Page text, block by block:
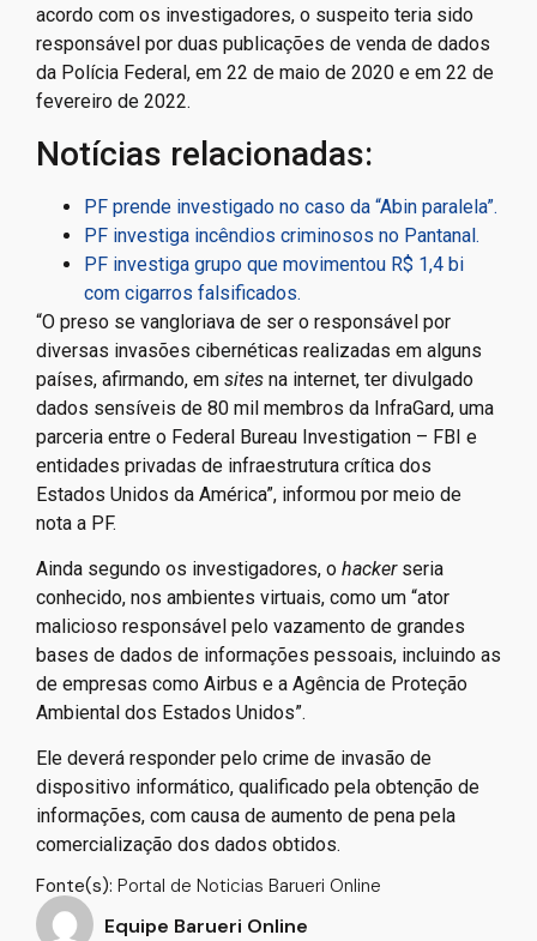
acordo com os investigadores, o suspeito teria sido
responsável por duas publicações de venda de dados
da Polícia Federal, em 22 de maio de 2020 e em 22 de
fevereiro de 2022.
Notícias relacionadas:
PF prende investigado no caso da “Abin paralela”.
PF investiga incêndios criminosos no Pantanal.
PF investiga grupo que movimentou R$ 1,4 bi
com cigarros falsificados.
“O preso se vangloriava de ser o responsável por
diversas invasões cibernéticas realizadas em alguns
países, afirmando, em sites na internet, ter divulgado
dados sensíveis de 80 mil membros da InfraGard, uma
parceria entre o Federal Bureau Investigation – FBI e
entidades privadas de infraestrutura crítica dos
Estados Unidos da América”, informou por meio de
nota a PF.
Ainda segundo os investigadores, o hackerseria
conhecido, nos ambientes virtuais, como um “ator
malicioso responsável pelo vazamento de grandes
bases de dados de informações pessoais, incluindo as
de empresas como Airbus e a Agência de Proteção
Ambiental dos Estados Unidos”.
Ele deverá responder pelo crime de invasão de
dispositivo informático, qualificado pela obtenção de
informações, com causa de aumento de pena pela
comercialização dos dados obtidos.
Fonte(s): Portal de Noticias Barueri Online
Equipe Barueri Online